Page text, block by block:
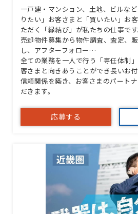
一戸建・マンション、土地、ビルな
りたい」お客さまと「買いたい」お
ただく「縁結び」が私たちの仕事です
売却物件募集から物件調査、査定、
し、アフターフォロー…
全ての業務を一人で行う「専任体制
客さまと向きあうことができ長いお付
信頼関係を築き、お客さまのパート
だきます。
応募する